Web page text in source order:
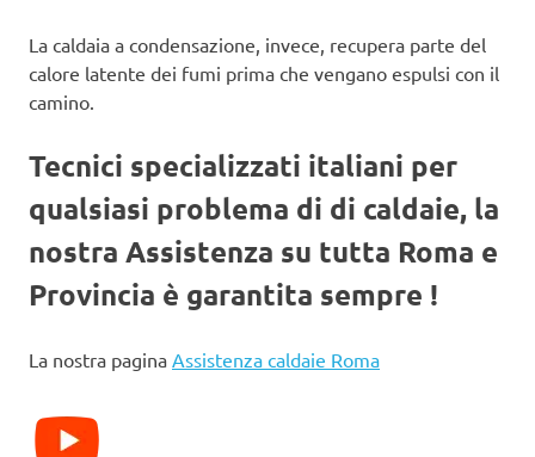
La caldaia a condensazione, invece, recupera parte del
calore latente dei fumi prima che vengano espulsi con il
camino.
Tecnici specializzati italiani per
qualsiasi problema di di caldaie, la
nostra Assistenza su tutta Roma e
Provincia è garantita sempre !
La nostra pagina Assistenza caldaie Roma